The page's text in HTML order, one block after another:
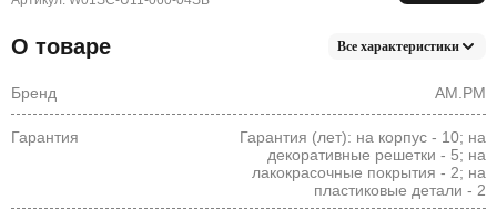
О товаре Все характеристики
Бренд AM.PM
Гарантия
Гарантия (лет): на корпус - 10; на
декоративные решетки - 5; на
лакокрасочные покрытия - 2; на
пластиковые детали - 2